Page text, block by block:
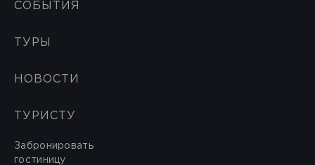
СОБЫТИЯ
ТУРЫ
НОВОСТИ
ТУРИСТУ
Забронировать
гостиницу